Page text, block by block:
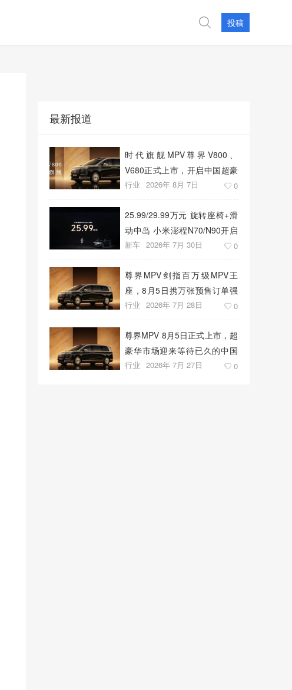
投稿
最新报道
时代旗舰MPV尊界V800、
V680正式上市，开启中国超豪
华MPV发展新篇章
行业 2026年 8月 7日 0
25.99/29.99万元 旋转座椅+滑
动中岛 小米澎程N70/N90开启
预售
新车 2026年 7月 30日 0
尊界MPV剑指百万级MPV王
座，8月5日携万张预售订单强
势上市
行业 2026年 7月 28日 0
尊界MPV 8月5日正式上市，超
豪华市场迎来等待已久的中国
答案
行业 2026年 7月 27日 0